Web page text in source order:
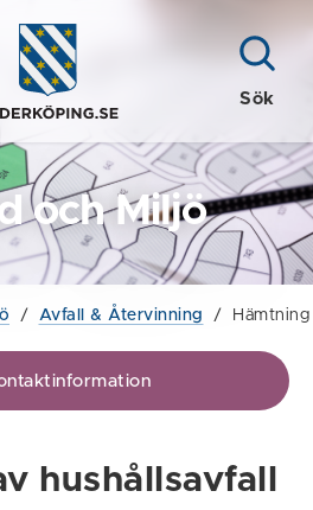
Sök
och Miljö
/ Avfall & Återvinning /
hushållsavfall